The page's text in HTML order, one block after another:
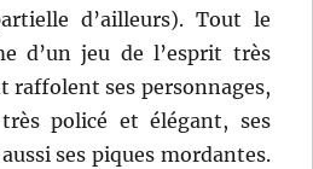
d’ailleurs). Tout le
d’un jeu de l’esprit très
raffolent ses personnages,
policé et élégant, ses
ses piques mordantes.